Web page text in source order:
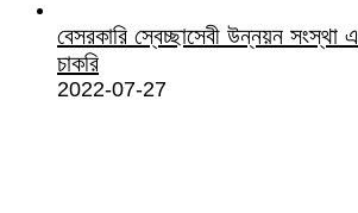
বেসরকারি স্বেচ্ছাসেবী উন্নয়ন সংস্থা
চাকরি
2022-07-27